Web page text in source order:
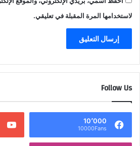
لاستخدامها المرة المقبلة في تعليقي.
Follow Us
10٬000
10000Fans